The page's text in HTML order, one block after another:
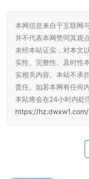
本网信息来自于互联网
并不代表本网赞同其观
未经本站证实，对本文
实性、完整性、及时性
实相关内容。本站不承
责任。如若本网有任何
本站将会在24小时内处
https://